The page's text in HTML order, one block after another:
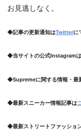
お見逃しなく。
◆記事の更新通知はTwitterに
◆当サイトの公式Instagramは
◆Supremeに関する情報・最
◆最新スニーカー情報記事は
◆最新ストリートファッショ